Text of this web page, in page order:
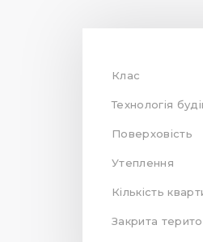
Клас
Технологія
Поверховість
Утеплення
Кількість
Закрита